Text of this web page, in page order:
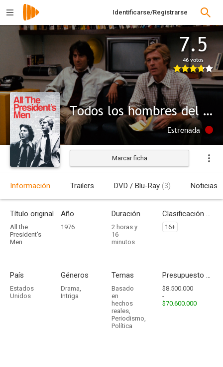
Identificarse/Registrarse
7.5
46 votos
Todos los hombres del presidente
Estrenada
Marcar ficha
Información Trailers DVD / Blu-Ray (3) Noticias
Título original
All the
President's
Men
Año
1976
Duración
2 horas y
16
minutos
Clasificación por edades
16+
País
Estados
Unidos
Géneros
Drama,
Intriga
Temas
Basado
en
hechos
reales,
Periodismo,
Política
Presupuesto - Ingresos
$8.500.000
-
$70.600.000